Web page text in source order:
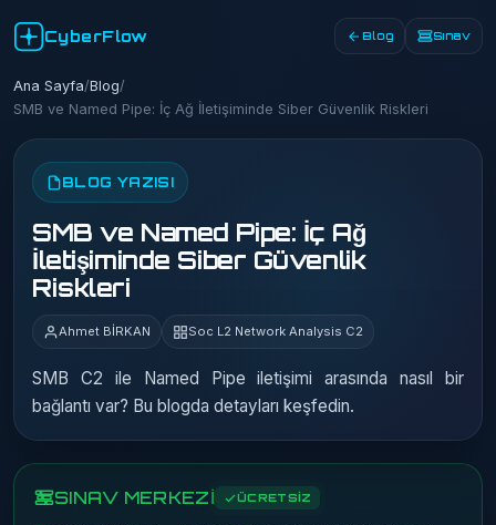
CyberFlow Blog Sınav
Ana Sayfa/Blog/
SMB ve Named Pipe: İç Ağ İletişiminde Siber Güvenlik Riskleri
BLOG YAZISI
SMB ve Named Pipe: İç Ağ
İletişiminde Siber Güvenlik
Riskleri
Ahmet BİRKAN Soc L2 Network Analysis C2
SMB C2 ile Named Pipe iletişimi arasında nasıl bir
bağlantı var? Bu blogda detayları keşfedin.
SINAV MERKEZİ ÜCRETSİZ